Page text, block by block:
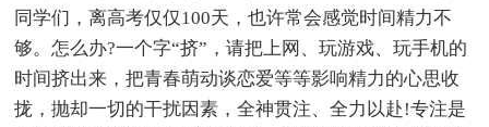
同学们，离高考仅仅100天，也许常会感觉时间精力不
够。怎么办?一个字“挤”，请把上网、玩游戏、玩手机的
时间挤出来，把青春萌动谈恋爱等等影响精力的心思收
拢，抛却一切的干扰因素，全神贯注、全力以赴!专注是